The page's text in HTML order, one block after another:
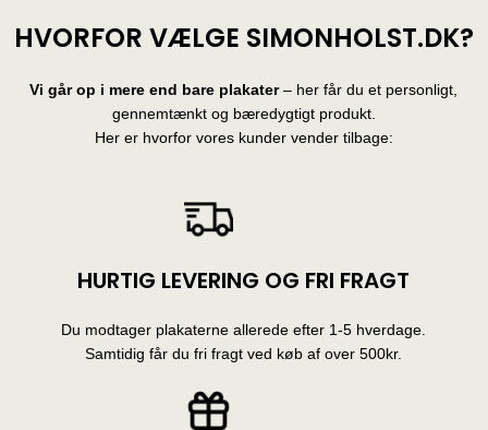
HVORFOR VÆLGE SIMONHOLST.DK?
Vi går op i mere end bare plakater– her får du et personligt,
gennemtænkt og bæredygtigt produkt.
Her er hvorfor vores kunder vender tilbage:
HURTIG LEVERING OG FRI FRAGT
Du modtager plakaterne allerede efter 1-5 hverdage.
Samtidig får du fri fragt ved køb af over 500kr.